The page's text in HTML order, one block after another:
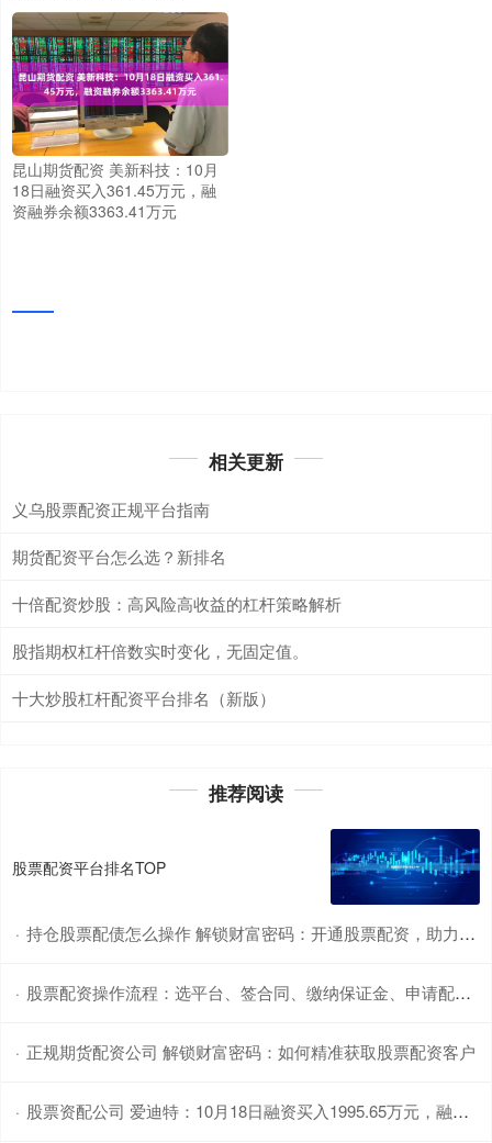
昆山期货配资 美新科技：10月
18日融资买入361.45万元，融
资融券余额3363.41万元
相关更新
义乌股票配资正规平台指南
期货配资平台怎么选？新排名
十倍配资炒股：高风险高收益的杠杆策略解析
股指期权杠杆倍数实时变化，无固定值。
十大炒股杠杆配资平台排名（新版）
推荐阅读
股票配资平台排名TOP
· 持仓股票配债怎么操作 解锁财富密码：开通股票配资，助力投资腾飞
· 股票配资操作流程：选平台、签合同、缴纳保证金、申请配资、买入股票、平仓结算。
· 正规期货配资公司 解锁财富密码：如何精准获取股票配资客户
· 股票资配公司 爱迪特：10月18日融资买入1995.65万元，融资融券余额8363.22万元